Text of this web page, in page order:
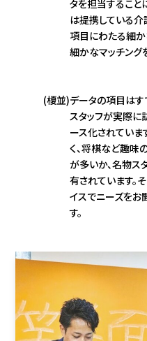
タを担当すること
は提携している
項目にわたる細か
細かなマッチング
(榎並)データの項目はす
スタッフが実際
ース化されていま
く、将棋など趣味
が多いか、名物ス
有されています。
イスでニーズをお
す。